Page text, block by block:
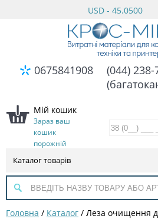
USD - 45.0500
0675841908
(044) 238-
Мій кошик
Зараз ваш
кошик
порожній
Каталог товарів
Головна / Каталог / Леза очищення